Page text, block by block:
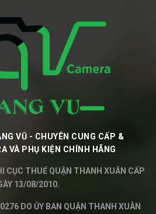
VŨ - CHUYÊN CUNG CẤP &
VÀ PHỤ KIỆN CHÍNH HÃNG
CỤC THUẾ QUẬN THANH XUÂN CẤP
13/08/2010.
DO ỦY BAN QUẬN THANH XUÂN